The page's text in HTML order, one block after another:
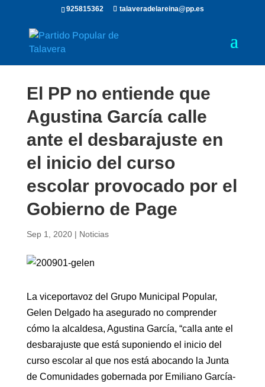
925815362 talaveradelareina@pp.es
El PP no entiende que
Agustina García calle
ante el desbarajuste en
el inicio del curso
escolar provocado por el
Gobierno de Page
Sep 1, 2020| Noticias
La viceportavoz del Grupo Municipal Popular,
Gelen Delgado ha asegurado no comprender
cómo la alcaldesa, Agustina García, “calla ante el
desbarajuste que está suponiendo el inicio del
curso escolar al que nos está abocando la Junta
de Comunidades gobernada por Emiliano García-